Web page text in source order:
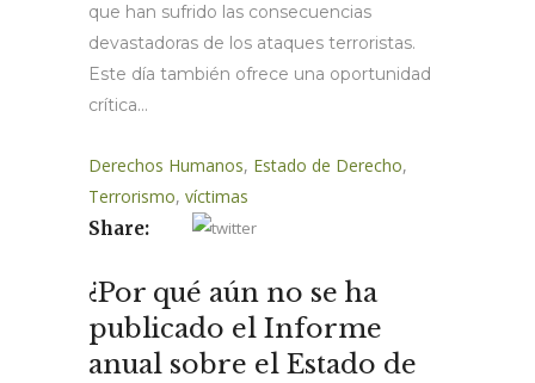
que han sufrido las consecuencias
devastadoras de los ataques terroristas.
Este día también ofrece una oportunidad
crítica...
Derechos Humanos, Estado de Derecho,
Terrorismo, víctimas
Share:
¿Por qué aún no se ha
publicado el Informe
anual sobre el Estado de